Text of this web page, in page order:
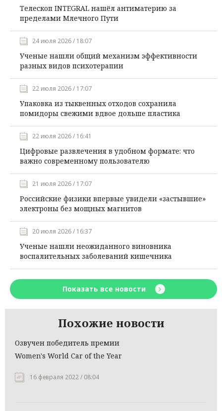
Телескоп INTEGRAL нашёл антиматерию за
пределами Млечного Пути
24 июля 2026 / 18:07
Ученые нашли общий механизм эффективности
разных видов психотерапии
22 июля 2026 / 17:07
Упаковка из тыквенных отходов сохранила
помидоры свежими вдвое дольше пластика
22 июля 2026 / 16:41
Цифровые развлечения в удобном формате: что
важно современному пользователю
21 июля 2026 / 17:07
Российские физики впервые увидели «застывшие»
электроны без мощных магнитов
20 июля 2026 / 16:37
Ученые нашли неожиданного виновника
воспалительных заболеваний кишечника
Показать все новости
Похожие новости
Озвучен победитель премии
Women's World Car of the Year
16 февраля 2022 / 08:04